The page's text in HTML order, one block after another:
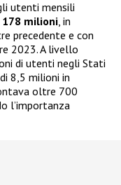
utenti mensili
178 milioni , in
precedente e con
2023. A livello
di utenti negli Stati
8,5 milioni in
oltre 700
l’importanza